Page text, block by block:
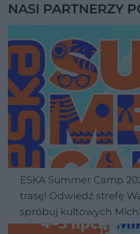
NASI PARTNERZY
ESKA Summer Camp
trasę! Odwiedź strefę
spróbuj kultowych
Wawelu